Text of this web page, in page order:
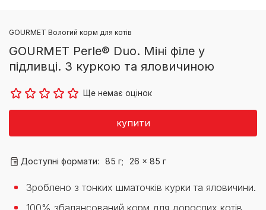
GOURMET Вологий корм для котів
GOURMET Perle® Duo. Міні філе у
підливці. З куркою та яловичиною
Ще немає оцінок
купити
Доступні формати: 85 г; 26 x 85 г
Зроблено з тонких шматочків курки та яловичини.
100% збалансований корм для дорослих котів